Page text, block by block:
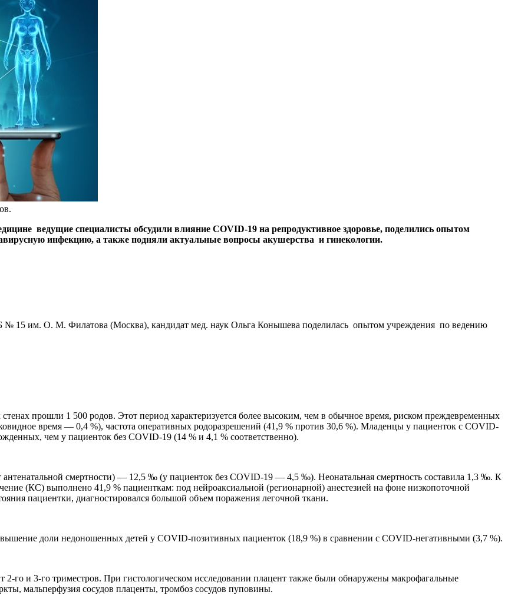
ведущие специалисты обсудили влияние COVID-19 на репродуктивное здоровье, поделились опытом
инфекцию, а также подняли актуальные вопросы акушерства и гинекологии.
№ 15 им. О. М. Филатова (Москва), кандидат мед. наук Ольга Конышева поделилась опытом учреждения по ведению
прошли 1 500 родов. Этот период характеризуется более высоким, чем в обычное время, риском преждевременных
время — 0,4 %), частота оперативных родоразрешений (41,9 % против 30,6 %). Младенцы у пациенток с COVID-
чем у пациенток без COVID-19 (14 % и 4,1 % соответственно).
антенатальной смертности) — 12,5 ‰ (у пациенток без COVID-19 — 4,5 ‰). Неонатальная смертность составила 1,3 ‰. К
(КС) выполнено 41,9 % пациенткам: под нейроаксиальной (регионарной) анестезией на фоне низкопоточной
пациентки, диагностировался большой объем поражения легочной ткани.
доли недоношенных детей у COVID-позитивных пациенток (18,9 %) в сравнении с COVID-негативными (3,7 %).
2-го и 3-го триместров. При гистологическом исследовании плацент также были обнаружены макрофагальные
мальперфузия сосудов плаценты, тромбоз сосудов пуповины.